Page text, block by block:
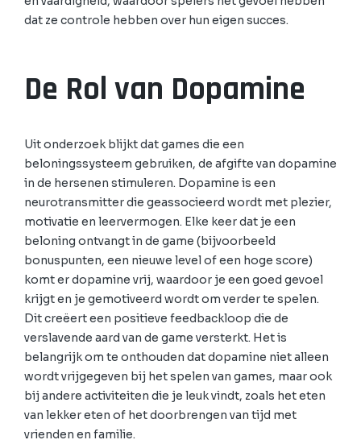
dat ze controle hebben over hun eigen succes.
De Rol van Dopamine
Uit onderzoek blijkt dat games die een
beloningssysteem gebruiken, de afgifte van dopamine
in de hersenen stimuleren. Dopamine is een
neurotransmitter die geassocieerd wordt met plezier,
motivatie en leervermogen. Elke keer dat je een
beloning ontvangt in de game (bijvoorbeeld
bonuspunten, een nieuwe level of een hoge score)
komt er dopamine vrij, waardoor je een goed gevoel
krijgt en je gemotiveerd wordt om verder te spelen.
Dit creëert een positieve feedbackloop die de
verslavende aard van de game versterkt. Het is
belangrijk om te onthouden dat dopamine niet alleen
wordt vrijgegeven bij het spelen van games, maar ook
bij andere activiteiten die je leuk vindt, zoals het eten
van lekker eten of het doorbrengen van tijd met
vrienden en familie.